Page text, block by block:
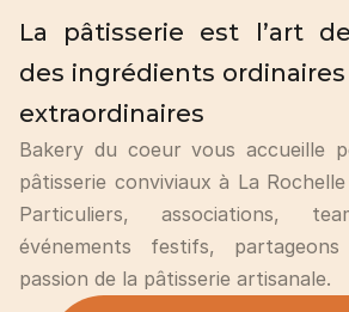
La pâtisserie est l’art
des ingrédients
extraordinaires
Bakery du coeur vous accueille
pâtisserie conviviaux à La
Particuliers, associations,
événements festifs,
passion de la pâtisserie artisanale.